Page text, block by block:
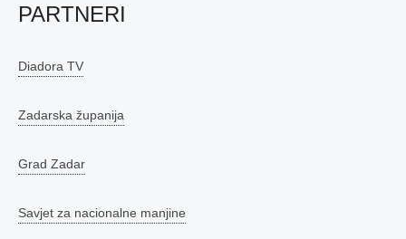
PARTNERI
Diadora TV
Zadarska županija
Grad Zadar
Savjet za nacionalne manjine